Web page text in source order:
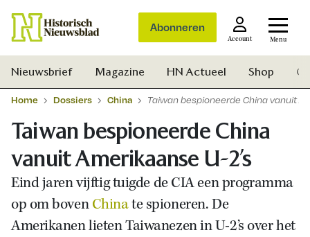
Abonneren
Account Menu
Nieuwsbrief Magazine HN Actueel Shop
Home Dossiers China Taiwan bespioneerde China vanuit
Taiwan bespioneerde China
vanuit Amerikaanse U-2’s
Eind jaren vijftig tuigde de CIA een programma
op om bovenChinate spioneren. De
Amerikanen lieten Taiwanezen in U-2’s over het